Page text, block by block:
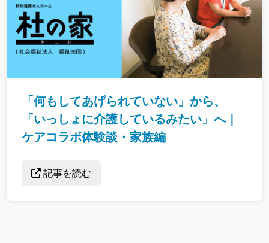
「何もしてあげられていない」から、
「いっしょに介護しているみたい」へ｜
ケアコラボ体験談・家族編
記事を読む